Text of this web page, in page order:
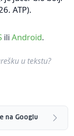
ATP).
ili Android.
u tekstu?
na Googlu